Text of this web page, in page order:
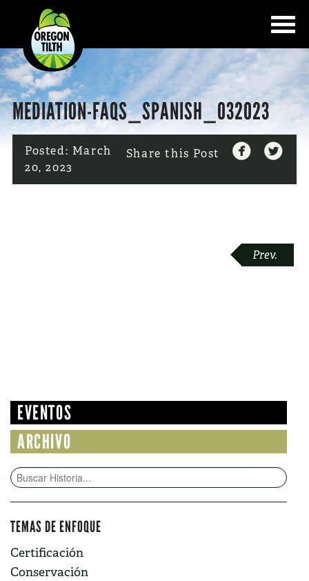
MEDIATION-FAQS_SPANISH_032023
Share this Post  
Posted: March
20, 2023
Prev.
EVENTOS
ARCHIVO
TEMAS DE ENFOQUE
Certificación
Conservación